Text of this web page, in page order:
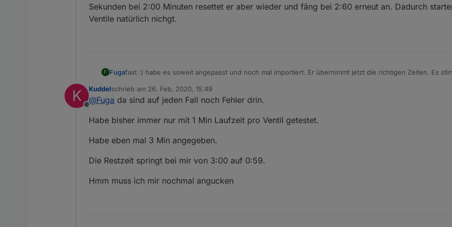
Sekunden bei 2:00 Minuten resettet er aber wieder und fäng bei 2:60 erneut an. Dadurch
Ventile natürlich nichgt.
F Fugafast :) habe es soweit angepasst und noch mal importiert. Er übernimmt jetzt die richtigen Zeiten. Es
Minuten resettet er aber wieder und fäng bei 2:60 erneut an. Dadurch starten die anderen Ventile
K
Offline
Kuddelschrieb am 26. Feb. 2020, 15:49
zuletzt editiert von
@Fuga da sind auf jeden Fall noch Fehler drin.
Habe bisher immer nur mit 1 Min Laufzeit pro Ventil getestet.
Habe eben mal 3 Min angegeben.
Die Restzeit springt bei mir von 3:00 auf 0:59.
Hmm muss ich mir nochmal angucken